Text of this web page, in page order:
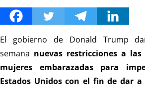
El gobierno de Donald Trump
semana nuevas restricciones a
mujeres embarazadas para
Estados Unidos con el fin de dar